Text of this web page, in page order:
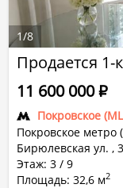
Продается 1-
Покровское
Покровское
Бирюлевская ул. ,
Этаж: 3 / 9
Площадь: 32,6 м2
11 600 000Р
1/8